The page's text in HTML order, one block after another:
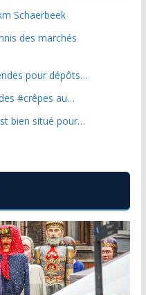
Schaerbeek
des marchés
pour dépôts…
#crêpes au…
bien situé pour…